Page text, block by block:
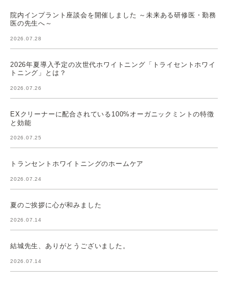
院内インプラント座談会を開催しました ～未来ある研修医・勤務
医の先生へ～
2026.07.28
2026年夏導入予定の次世代ホワイトニング「トライセントホワイ
トニング」とは？
2026.07.26
EXクリーナーに配合されている100%オーガニックミントの特徴
と効能
2026.07.25
トランセントホワイトニングのホームケア
2026.07.24
夏のご挨拶に心が和みました
2026.07.14
結城先生、ありがとうございました。
2026.07.14